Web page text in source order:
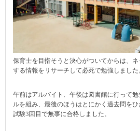
保育士を目指そうと決心がついてからは、
する情報をリサーチして必死で勉強しました
午前はアルバイト、午後は図書館に行って
ルを組み、最後のほうはとにかく過去問を
試験3回目で無事に合格しました。